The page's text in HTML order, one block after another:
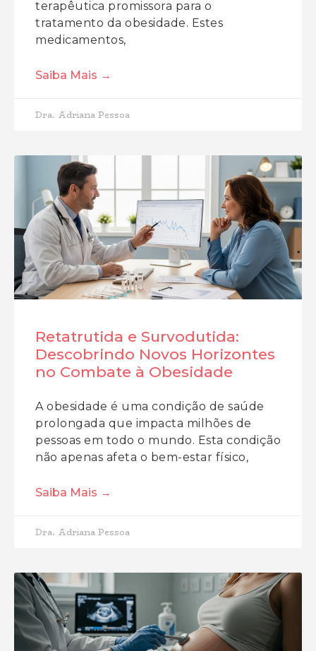
terapêutica promissora para o
tratamento da obesidade. Estes
medicamentos,
Saiba Mais →
Dra. Adriana Pessoa
Retatrutida e Survodutida:
Descobrindo Novos Horizontes
no Combate à Obesidade
A obesidade é uma condição de saúde
prolongada que impacta milhões de
pessoas em todo o mundo. Esta condição
não apenas afeta o bem-estar físico,
Saiba Mais →
Dra. Adriana Pessoa